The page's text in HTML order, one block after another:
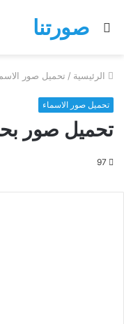
صورتنا
بحث
الرئيسية / تحميل صور
تحميل صور الاسماء
تحميل صور
97